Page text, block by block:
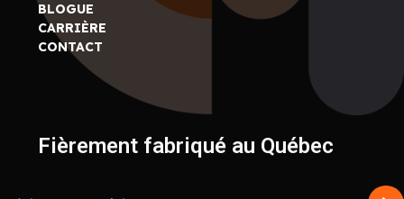
BLOGUE
CARRIÈRE
CONTACT
Fièrement fabriqué au Québec